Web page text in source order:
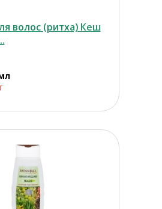
волос (ритха) Кеш